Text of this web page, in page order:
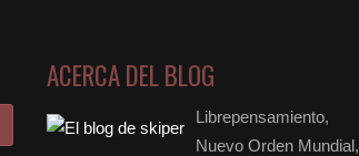
ACERCA DEL BLOG
Librepensamiento,
Nuevo Orden Mundial,